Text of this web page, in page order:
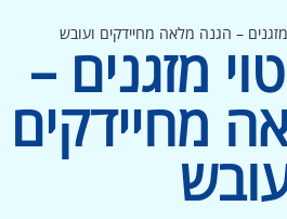
מזגנים – הגנה מלאה מחיידקים ועובש
מזגנים –
מחיידקים